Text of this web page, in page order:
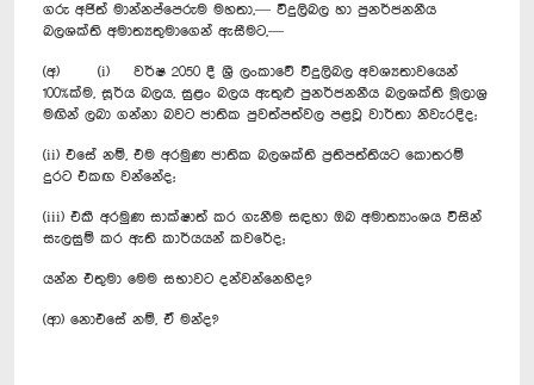
ගරු අජිත් මාන්නප්පෙරුම මහතා,— විදුලිබල හා පුනර්ජනනීය
බලශක්ති අමාත්‍යතුමාගෙන් ඇසීමට,—
(අ) (i) වර්ෂ 2050 දී ශ්‍රී ලංකාවේ විදුලිබල අවශ්‍යතාවයෙන්
100%ක්ම, සූර්ය බලය, සුළං බලය ඇතුළු පුනර්ජනනීය බලශක්ති මූලාශ්‍ර
මඟින් ලබා ගන්නා බවට ජාතික පුවත්පත්වල පළවූ වාර්තා නිවැරදිද;
(ii) එසේ නම්, එම අරමුණ ජාතික බලශක්ති ප්‍රතිපත්තියට කොතරම්
දුරට එකඟ වන්නේද;
(iii) එකී අරමුණ සාක්ෂාත් කර ගැනීම සඳහා ඔබ අමාත්‍යාංශය විසින්
සැලසුම් කර ඇති කාර්යයන් කවරේද;
යන්න එතුමා මෙම සභාවට දන්වන්නෙහිද?
(ආ) නොඑසේ නම්, ඒ මන්ද?